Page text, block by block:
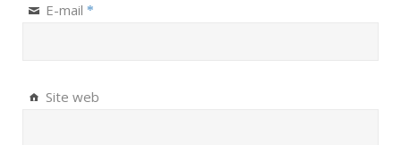
E-mail *
Site web